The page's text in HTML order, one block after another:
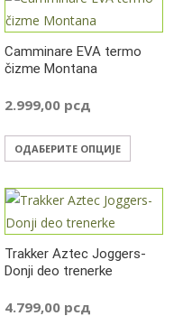
Опције
Camminare EVA termo
čizme Montana
2.999,00 рсд
ОДАБЕРИТЕ ОПЦИЈЕ
има
Опције
Trakker Aztec Joggers-
Donji deo trenerke
4.799,00 рсд